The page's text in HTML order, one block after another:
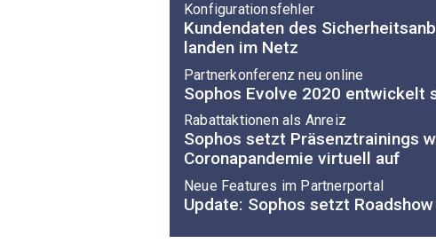
Konfigurationsfehler
Kundendaten des
landen im Netz
Partnerkonferenz neu online
Sophos Evolve 2020 entwickelt
Rabattaktionen als Anreiz
Sophos setzt Präsenztrainings
Coronapandemie virtuell auf
Neue Features im Partnerportal
Update: Sophos setzt